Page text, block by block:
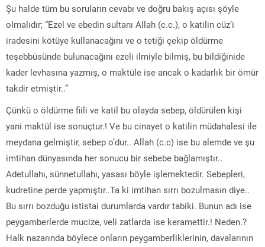
Şu halde tüm bu soruların cevabı ve doğru bakış açısı şöyle
olmalıdır; “Ezel ve ebedin sultanı Allah (c.c.), o katilin cüz’i
iradesini kötüye kullanacağını ve o tetiği çekip öldürme
teşebbüsünde bulunacağını ezeli ilmiyle bilmiş, bu bildiğinide
kader levhasına yazmış, o maktüle ise ancak o kadarlık bir ömür
takdir etmiştir..”
Çünkü o öldürme fiili ve katil bu olayda sebep, öldürülen kişi
yani maktül ise sonuçtur.! Ve bu cinayet o katilin müdahalesi ile
meydana gelmiştir, sebep o’dur.. Allah (c.c) ise bu alemde ve şu
imtihan dünyasında her sonucu bir sebebe bağlamıştır..
Adetullahı, sünnetullahı, yasası böyle işlemektedir. Sebepleri,
kudretine perde yapmıştır..Ta ki imtihan sırrı bozulmasın diye..
Bu sırrı bozduğu ististai durumlarda vardır tabiki. Bunun adı ise
peygamberlerde mucize, veli zatlarda ise keramettir.! Neden.?
Halk nazarında böylece onların peygamberliklerinin, davalarının